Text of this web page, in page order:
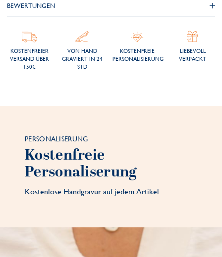
BEWERTUNGEN
KOSTENFREIER
VERSAND ÜBER
150€
VON HAND
GRAVIERT IN 24
STD
KOSTENFREIE
PERSONALISIERUNG
LIEBEVOLL
VERPACKT
PERSONALISERUNG
Kostenfreie
Personaliserung
Kostenlose Handgravur auf jedem Artikel